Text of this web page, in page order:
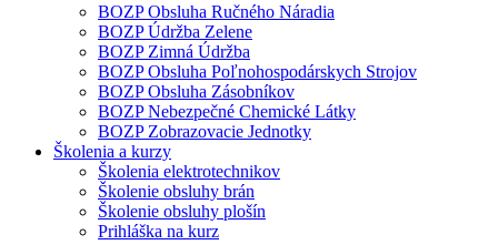
BOZP Obsluha Ručného Náradia
BOZP Údržba Zelene
BOZP Zimná Údržba
BOZP Obsluha Poľnohospodárskych Strojov
BOZP Obsluha Zásobníkov
BOZP Nebezpečné Chemické Látky
BOZP Zobrazovacie Jednotky
Školenia a kurzy
Školenia elektrotechnikov
Školenie obsluhy brán
Školenie obsluhy plošín
Prihláška na kurz